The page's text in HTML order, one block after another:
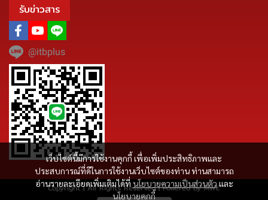
เว็บไซต์นี้มีการใช้งานคุกกี้ เพื่อเพิ่มประสิทธิภาพและ
ประสบการณ์ที่ดีในการใช้งานเว็บไซต์ของท่าน ท่านสามารถ
อ่านรายละเอียดเพิ่มเติมได้ที่ นโยบายความเป็นส่วนตัวและ
นโยบายคุกกี้
รับข่าวสาร
@itbplus
Copyright | All Rights Reserved | Powered by MWE